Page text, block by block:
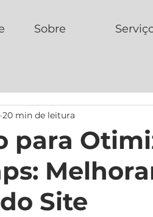
Sobre
para
Site
20 min de leitura